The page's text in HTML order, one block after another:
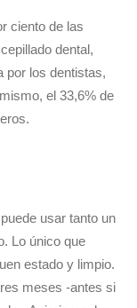
ciento de las
dental,
por los dentistas,
el 33,6% de
usar tanto un
Lo único que
estado y limpio.
meses -antes si